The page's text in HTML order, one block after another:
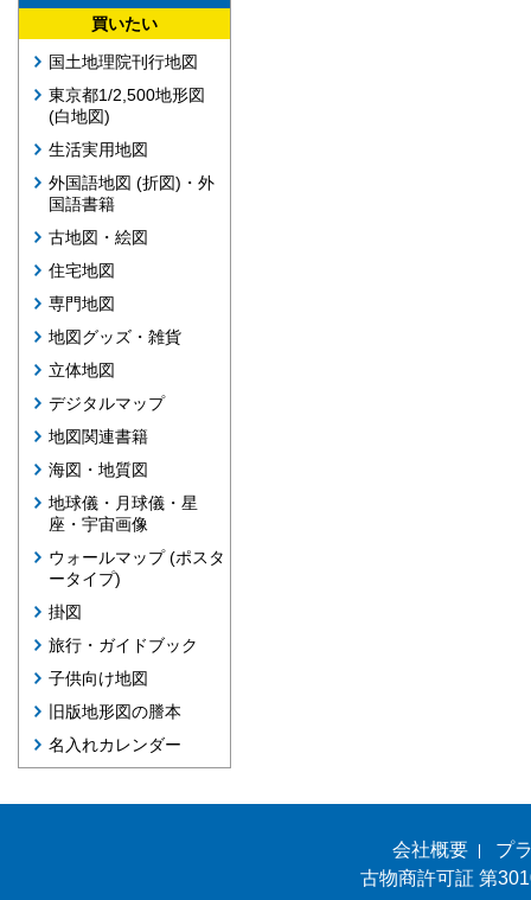
買いたい
国土地理院刊行地図
東京都1/2,500地形図
(白地図)
生活実用地図
外国語地図 (折図)・外
国語書籍
古地図・絵図
住宅地図
専門地図
地図グッズ・雑貨
立体地図
デジタルマップ
地図関連書籍
海図・地質図
地球儀・月球儀・星
座・宇宙画像
ウォールマップ (ポスタ
ータイプ)
掛図
旅行・ガイドブック
子供向け地図
旧版地形図の謄本
名入れカレンダー
会社概要
プ
古物商許可証 第